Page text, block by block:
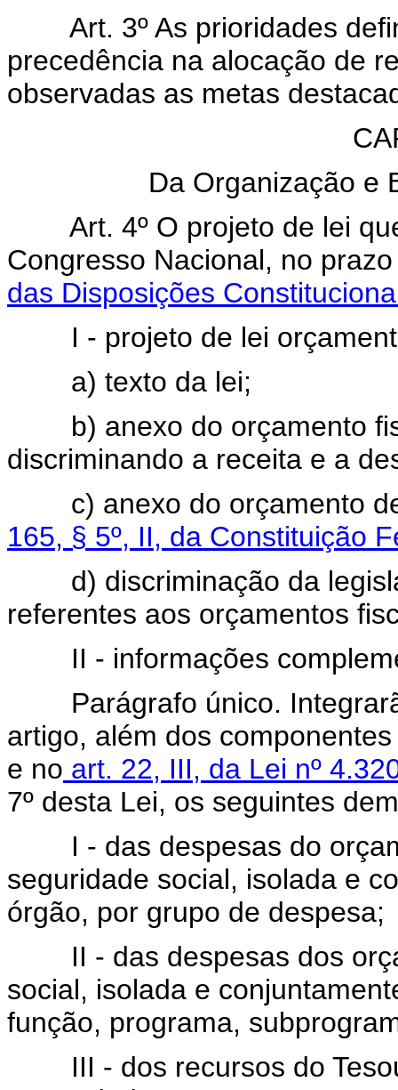
Art. 3º As prioridades
precedência na alocação de
observadas as metas
Da Organização e
Art. 4º O projeto de lei
Congresso Nacional, no
das Disposições
I - projeto de lei
a) texto da lei;
b) anexo do orçamento
discriminando a receita e a
c) anexo do orçamento de
165, § 5º, II, da Constituição
d) discriminação da
referentes aos orçamentos
II - informações
Parágrafo único.
artigo, além dos
e no art. 22, III, da Lei nº
7º desta Lei, os seguintes
I - das despesas do
seguridade social, isolada e
órgão, por grupo de despesa;
II - das despesas dos
social, isolada e
função, programa,
III - dos recursos do